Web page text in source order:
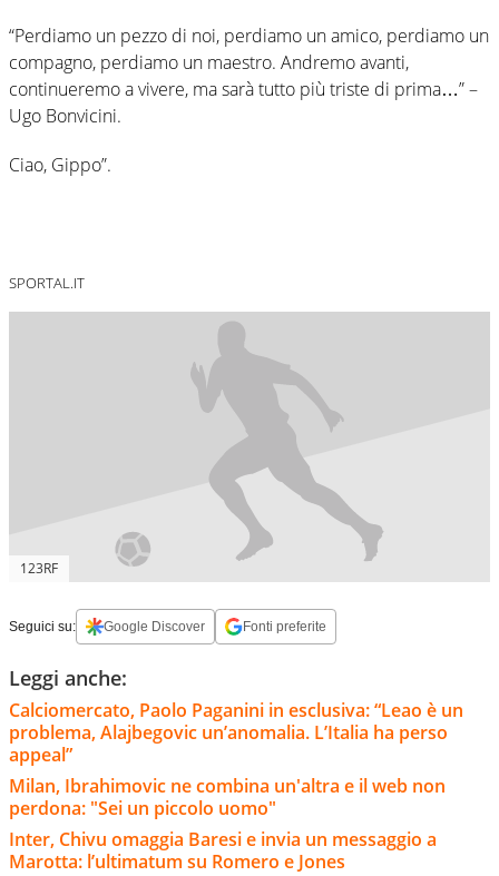
“Perdiamo un pezzo di noi, perdiamo un amico, perdiamo un
compagno, perdiamo un maestro. Andremo avanti,
continueremo a vivere, ma sarà tutto più triste di prima…” –
Ugo Bonvicini.
Ciao, Gippo”.
SPORTAL.IT
123RF
Seguici su: Google Discover Fonti preferite
Leggi anche:
Calciomercato, Paolo Paganini in esclusiva: “Leao è un
problema, Alajbegovic un’anomalia. L’Italia ha perso
appeal”
Milan, Ibrahimovic ne combina un'altra e il web non
perdona: "Sei un piccolo uomo"
Inter, Chivu omaggia Baresi e invia un messaggio a
Marotta: l’ultimatum su Romero e Jones